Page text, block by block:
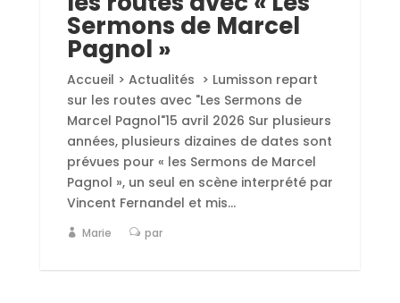
Sermons de Marcel
Pagnol »
Accueil > Actualités > Lumisson repart
sur les routes avec "Les Sermons de
Marcel Pagnol"15 avril 2026 Sur plusieurs
années, plusieurs dizaines de dates sont
prévues pour « les Sermons de Marcel
Pagnol », un seul en scène interprété par
Vincent Fernandel et mis...
Marie par